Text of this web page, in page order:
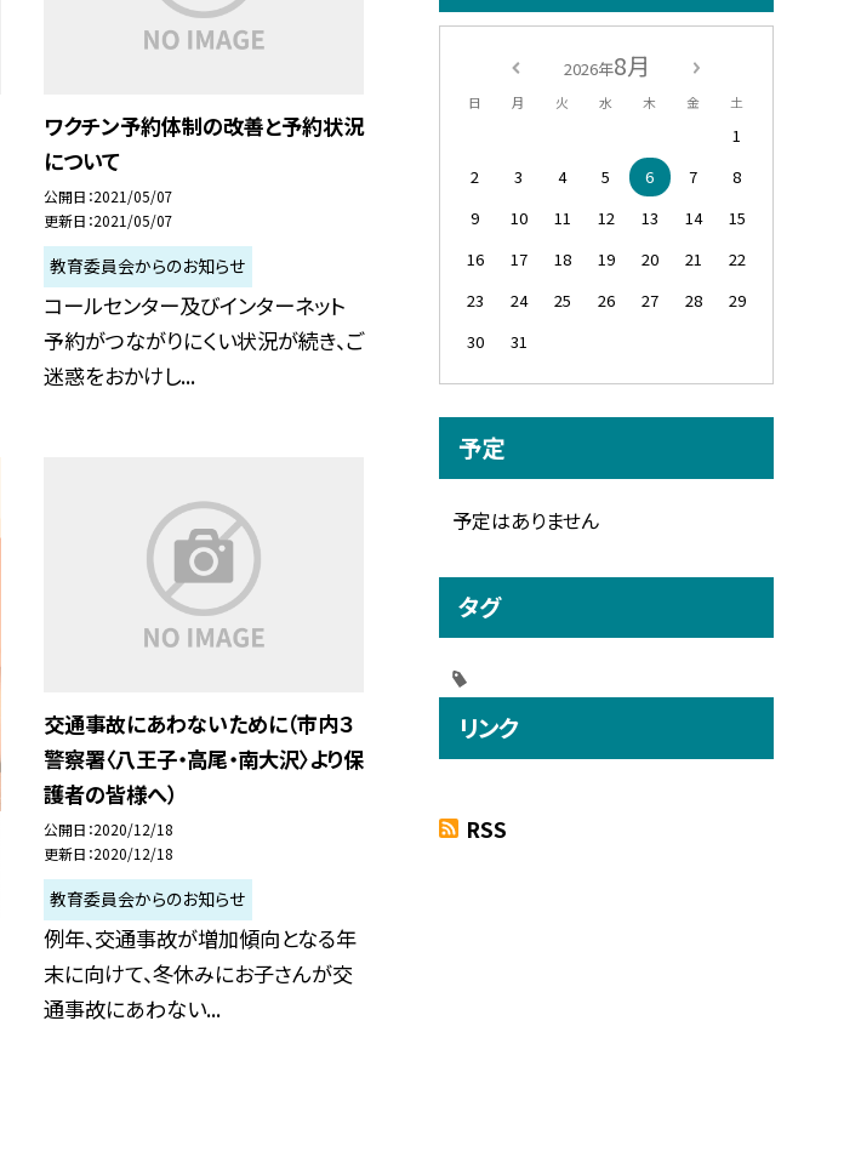
ワクチン予約体制の改善と予約状況
について
公開日 2021/05/07
更新日 2021/05/07
教育委員会からのお知らせ
コールセンター及びインターネット
予約がつながりにくい状況が続き、ご
迷惑をおかけし...
交通事故にあわないために（市内３
警察署〈八王子・高尾・南大沢〉より保
護者の皆様へ）
公開日 2020/12/18
更新日 2020/12/18
教育委員会からのお知らせ
例年、交通事故が増加傾向となる年
末に向けて、冬休みにお子さんが交
通事故にあわない...
2026年8月
日 月 火 水 木 金 土
1
2
3 4 5 6 7
8
9
10 11 12 13 14
15
16
17 18 19 20 21
22
23
24 25 26 27 28
29
30
31
予定
予定はありません
タグ
リンク
RSS